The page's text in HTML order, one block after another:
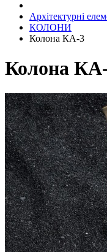
Архітектурні
КОЛОНИ
Колона КА-3
Колона